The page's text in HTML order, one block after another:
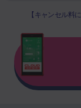
【キャンセル料